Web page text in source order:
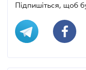
Підпишіться, щоб